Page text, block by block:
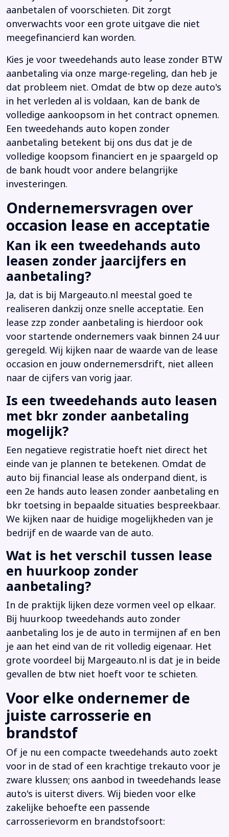
aanbetalen of voorschieten. Dit zorgt
onverwachts voor een grote uitgave die niet
meegefinancierd kan worden.
Kies je voor tweedehands auto lease zonder BTW
aanbetaling via onze marge-regeling, dan heb je
dat probleem niet. Omdat de btw op deze auto's
in het verleden al is voldaan, kan de bank de
volledige aankoopsom in het contract opnemen.
Een tweedehands auto kopen zonder
aanbetaling betekent bij ons dus dat je de
volledige koopsom financiert en je spaargeld op
de bank houdt voor andere belangrijke
investeringen.
Ondernemersvragen over
occasion lease en acceptatie
Kan ik een tweedehands auto
leasen zonder jaarcijfers en
aanbetaling?
Ja, dat is bij Margeauto.nl meestal goed te
realiseren dankzij onze snelle acceptatie. Een
lease zzp zonder aanbetaling is hierdoor ook
voor startende ondernemers vaak binnen 24 uur
geregeld. Wij kijken naar de waarde van de lease
occasion en jouw ondernemersdrift, niet alleen
naar de cijfers van vorig jaar.
Is een tweedehands auto leasen
met bkr zonder aanbetaling
mogelijk?
Een negatieve registratie hoeft niet direct het
einde van je plannen te betekenen. Omdat de
auto bij financial lease als onderpand dient, is
een 2e hands auto leasen zonder aanbetaling en
bkr toetsing in bepaalde situaties bespreekbaar.
We kijken naar de huidige mogelijkheden van je
bedrijf en de waarde van de auto.
Wat is het verschil tussen lease
en huurkoop zonder
aanbetaling?
In de praktijk lijken deze vormen veel op elkaar.
Bij huurkoop tweedehands auto zonder
aanbetaling los je de auto in termijnen af en ben
je aan het eind van de rit volledig eigenaar. Het
grote voordeel bij Margeauto.nl is dat je in beide
gevallen de btw niet hoeft voor te schieten.
Voor elke ondernemer de
juiste carrosserie en
brandstof
Of je nu een compacte tweedehands auto zoekt
voor in de stad of een krachtige trekauto voor je
zware klussen; ons aanbod in tweedehands lease
auto's is uiterst divers. Wij bieden voor elke
zakelijke behoefte een passende
carrosserievorm en brandstofsoort: